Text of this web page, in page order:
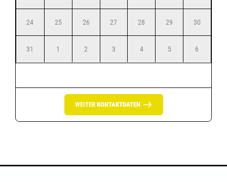
24 25 26 27 28 29 30
31 1 2 3 4 5 6
WEITER KONTAKTDATEN